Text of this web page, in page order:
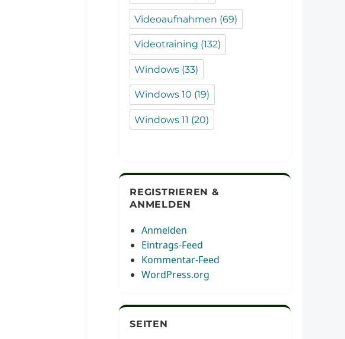
Videoaufnahmen (69)
Videotraining (132)
Windows (33)
Windows 10 (19)
Windows 11 (20)
REGISTRIEREN &
ANMELDEN
Anmelden
Eintrags-Feed
Kommentar-Feed
WordPress.org
SEITEN